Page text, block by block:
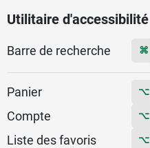
Utilitaire d'accessibilité
Barre de recherche ⌘
Panier ⌥
Compte ⌥
Liste des favoris ⌥
Menu